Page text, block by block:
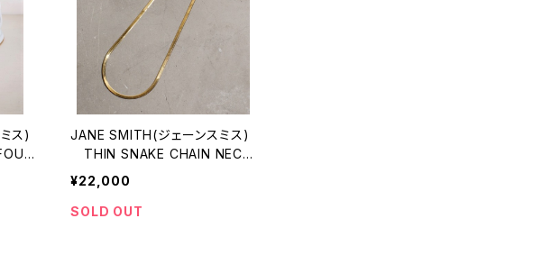
ス)
TR
JANE SMITH(ジェーンスミス)
THIN SNAKE CHAIN NECK
LACE
¥22,000
SOLD OUT